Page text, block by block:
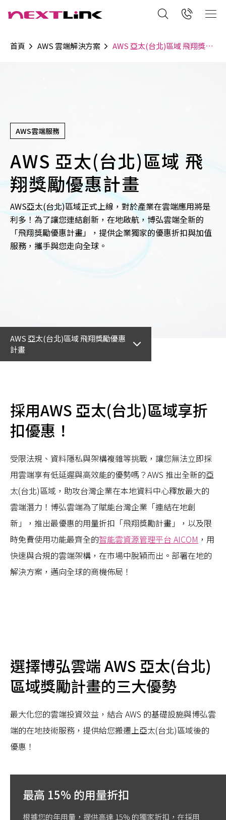
首頁 AWS 雲端解決方案 AWS 亞太(台北)區域 飛翔獎勵優惠計畫
AWS雲端服務
AWS 亞太(台北)區域 飛
翔獎勵優惠計畫
AWS亞太(台北)區域正式上線，對於產業在雲端應用將是
利多！為了讓您連結創新，在地啟航，博弘雲端全新的
「飛翔獎勵優惠計畫」，提供企業獨家的優惠折扣與加值
服務，攜手與您走向全球。
AWS 亞太(台北)區域 飛翔獎勵優惠
計畫
採用AWS 亞太(台北)區域享折
扣優惠！
受限法規、資料隱私與架構複雜等挑戰，讓您無法立即採
用雲端享有低延遲與高效能的優勢嗎？AWS 推出全新的亞
太(台北)區域，助攻台灣企業在本地資料中心釋放最大的
雲端潛力！博弘雲端為了賦能台灣企業「連結在地創
新」，推出最優惠的用量折扣「飛翔獎勵計畫」，以及限
時免費使用功能最齊全的智能雲資源管理平台 AICOM ，用
快速與合規的雲端架構，在市場中脫穎而出。部署在地的
解決方案，邁向全球的商機佈局！
選擇博弘雲端 AWS 亞太(台北)
區域獎勵計畫的三大優勢
最大化您的雲端投資效益，結合 AWS 的基礎設施與博弘雲
端的在地技術服務，提供給您搬遷上亞太(台北)區域後的
優惠！
最高 15% 的用量折扣
根據您的年用量，提供高達 15% 的獨家折扣，在採用